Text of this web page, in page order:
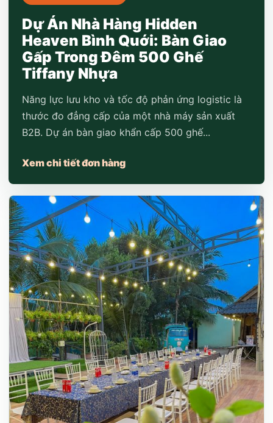
Dự Án Nhà Hàng Hidden
Heaven Bình Quới: Bàn Giao
Gấp Trong Đêm 500 Ghế
Tiffany Nhựa
Năng lực lưu kho và tốc độ phản ứng logistic là
thước đo đẳng cấp của một nhà máy sản xuất
B2B. Dự án bàn giao khẩn cấp 500 ghế...
Xem chi tiết đơn hàng